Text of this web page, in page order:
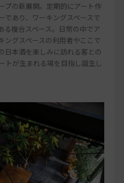
プの新展開。定期的にアート作
であり、ワーキングスペースで
る複合スペース。日常の中でア
ングスペースの利用者やここで
日本酒を楽しみに訪れる客との
トが生まれる場を目指し誕生し